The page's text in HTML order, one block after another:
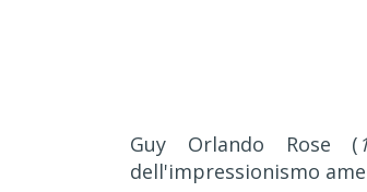
Guy Orlando Rose (
dell'impressionismo